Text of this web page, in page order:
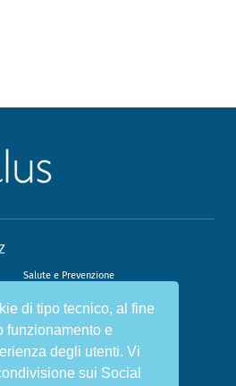
di tipo tecnico, al fine
funzionamento e
degli utenti. Vi
sui Social
Salute e Prevenzione
Direzione scientifica
Sport e Benessere
L’angolo del dottore